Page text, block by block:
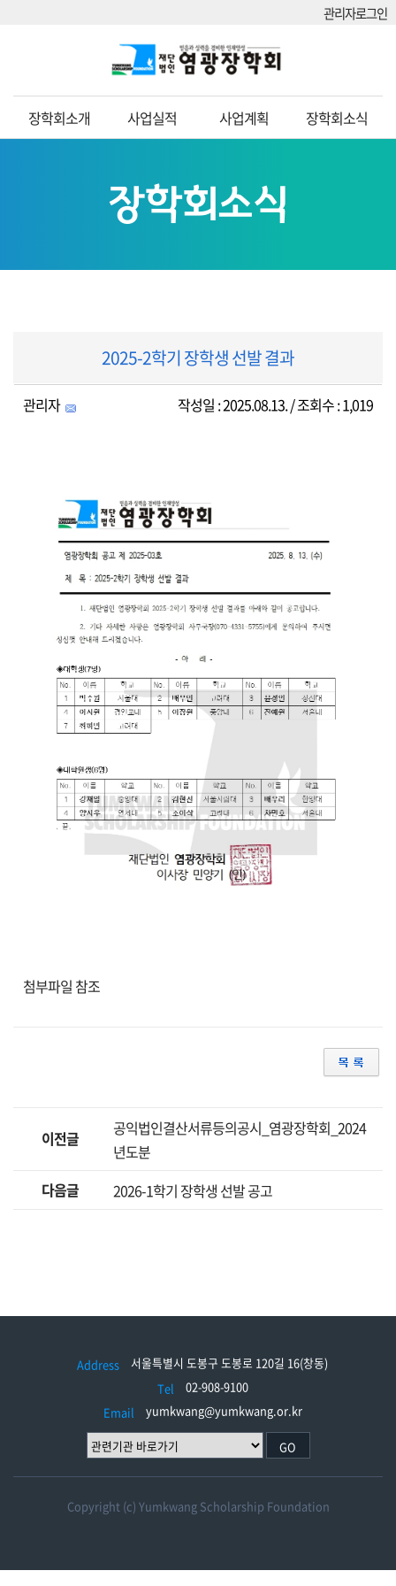
관리자로그인
장학회소개 사업실적 사업계획 장학회소식
장학회소식
2025-2학기 장학생 선발 결과
관리자 작성일 : 2025.08.13. / 조회수 : 1,019
첨부파일 참조
이전글
공익법인결산서류등의공시_염광장학회_2024
년도분
다음글
2026-1학기 장학생 선발 공고
Address
서울특별시 도봉구 도봉로 120길 16(창동)
Tel
02-908-9100
Email
yumkwang@yumkwang.or.kr
GO
Copyright (c) Yumkwang Scholarship Foundation